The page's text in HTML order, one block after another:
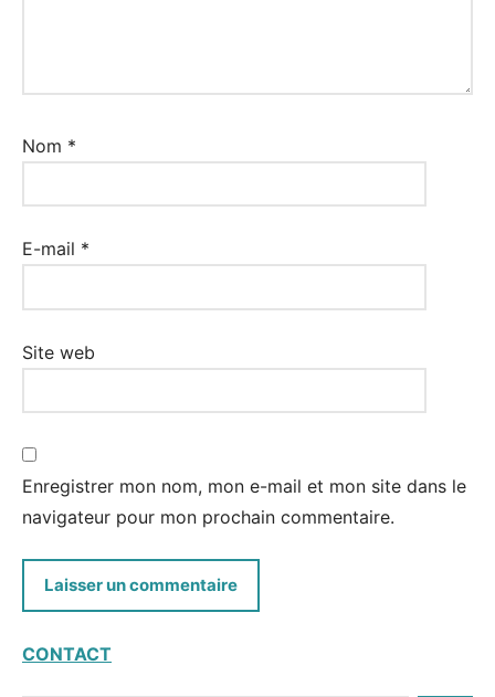
Nom *
E-mail *
Site web
Enregistrer mon nom, mon e-mail et mon site dans le
navigateur pour mon prochain commentaire.
CONTACT